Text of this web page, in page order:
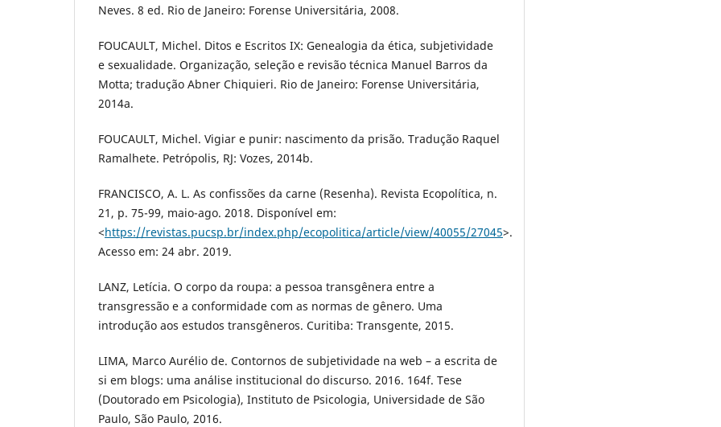
Neves. 8 ed. Rio de Janeiro: Forense Universitária, 2008.
FOUCAULT, Michel. Ditos e Escritos IX: Genealogia da ética, subjetividade
e sexualidade. Organização, seleção e revisão técnica Manuel Barros da
Motta; tradução Abner Chiquieri. Rio de Janeiro: Forense Universitária,
2014a.
FOUCAULT, Michel. Vigiar e punir: nascimento da prisão. Tradução Raquel
Ramalhete. Petrópolis, RJ: Vozes, 2014b.
FRANCISCO, A. L. As confissões da carne (Resenha). Revista Ecopolítica, n.
21, p. 75-99, maio-ago. 2018. Disponível em:
<https://revistas.pucsp.br/index.php/ecopolitica/article/view/40055/27045>.
Acesso em: 24 abr. 2019.
LANZ, Letícia. O corpo da roupa: a pessoa transgênera entre a
transgressão e a conformidade com as normas de gênero. Uma
introdução aos estudos transgêneros. Curitiba: Transgente, 2015.
LIMA, Marco Aurélio de. Contornos de subjetividade na web – a escrita de
si em blogs: uma análise institucional do discurso. 2016. 164f. Tese
(Doutorado em Psicologia), Instituto de Psicologia, Universidade de São
Paulo, São Paulo, 2016.